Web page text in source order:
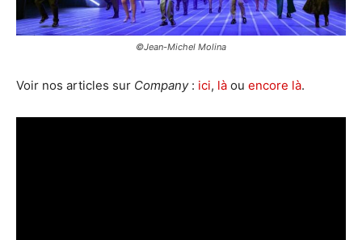
©Jean-Michel Molina
Voir nos articles sur Company: ici, là ou encore là.